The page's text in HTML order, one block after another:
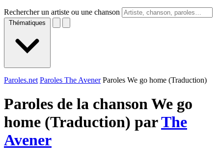
Rechercher un artiste ou une chanson
Thématiques
Paroles.net Paroles The Avener Paroles We go home (Traduction)
Paroles de la chanson We go
home (Traduction) parThe
Avener